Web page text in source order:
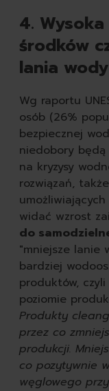
4.
środków
lania wody
Wg raportu
osób (26%
bezpiecznej
niedobory będą
na kryzysy
rozwiązań,
umożliwiających
widać wzrost
do
"mniejsze lanie
bardziej
produktów,
poziomie
Produkty
przez co
produkcji.
co pozytywnie
węglowego